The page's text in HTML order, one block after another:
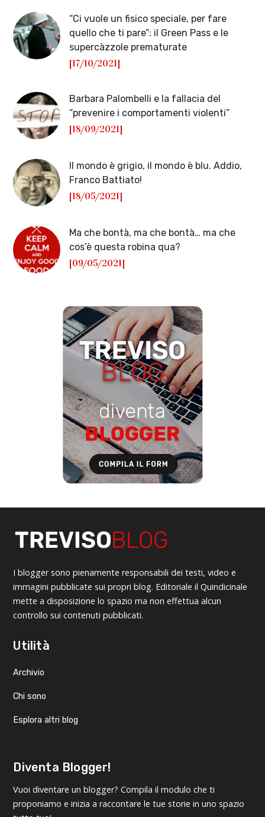
“Ci vuole un fisico speciale, per fare
quello che ti pare”: il Green Pass e le
supercàzzole prematurate
[17/10/2021]
Barbara Palombelli e la fallacia del
“prevenire i comportamenti violenti”
[18/09/2021]
Il mondo è grigio, il mondo è blu. Addio,
Franco Battiato!
[18/05/2021]
Ma che bontà, ma che bontà… ma che
cos’è questa robina qua?
[09/05/2021]
I blogger sono pienamente responsabili dei testi, video e
immagini pubblicate sui propri blog. Editoriale il Quindicinale
mette a disposizione lo spazio ma non effettua alcun
controllo sui contenuti pubblicati.
Utilità
Archivio
Chi sono
Esplora altri blog
Diventa Blogger!
Vuoi diventare un blogger? Compila il modulo che ti
proponiamo e inizia a raccontare le tue storie in uno spazio